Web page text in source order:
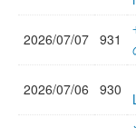
2026/07/07 931
2026/07/06 930